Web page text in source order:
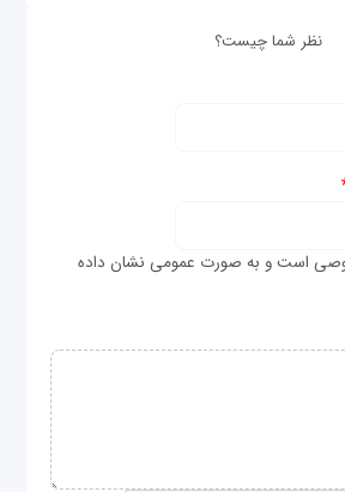
نظر شما چیست؟
است و به صورت عمومی نشان داده